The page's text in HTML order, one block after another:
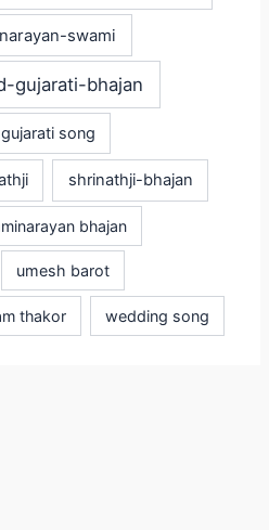
narayan-swami
gujarati-bhajan
song
shrinathji-bhajan
bhajan
umesh barot
thakor wedding song